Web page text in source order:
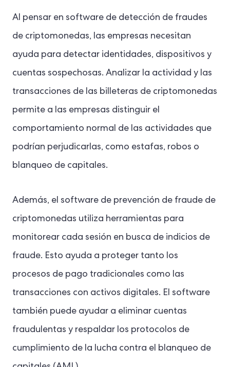
Al pensar en software de detección de fraudes
de criptomonedas, las empresas necesitan
ayuda para detectar identidades, dispositivos y
cuentas sospechosas. Analizar la actividad y las
transacciones de las billeteras de criptomonedas
permite a las empresas distinguir el
comportamiento normal de las actividades que
podrían perjudicarlas, como estafas, robos o
blanqueo de capitales.
Además, el software de prevención de fraude de
criptomonedas utiliza herramientas para
monitorear cada sesión en busca de indicios de
fraude. Esto ayuda a proteger tanto los
procesos de pago tradicionales como las
transacciones con activos digitales. El software
también puede ayudar a eliminar cuentas
fraudulentas y respaldar los protocolos de
cumplimiento de la lucha contra el blanqueo de